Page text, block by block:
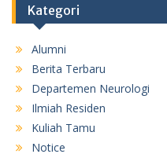
Kategori
Alumni
Berita Terbaru
Departemen Neurologi
Ilmiah Residen
Kuliah Tamu
Notice